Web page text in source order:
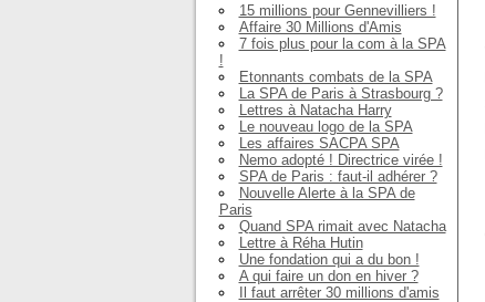
15 millions pour Gennevilliers !
Affaire 30 Millions d'Amis
7 fois plus pour la com à la SPA
!
Etonnants combats de la SPA
La SPA de Paris à Strasbourg ?
Lettres à Natacha Harry
Le nouveau logo de la SPA
Les affaires SACPA SPA
Nemo adopté ! Directrice virée !
SPA de Paris : faut-il adhérer ?
Nouvelle Alerte à la SPA de
Paris
Quand SPA rimait avec Natacha
Lettre à Réha Hutin
Une fondation qui a du bon !
A qui faire un don en hiver ?
Il faut arrêter 30 millions d'amis